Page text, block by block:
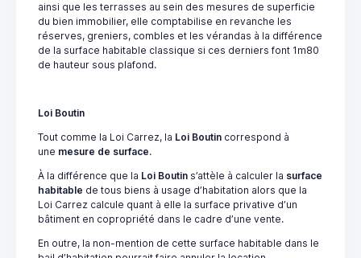
ainsi que les terrasses au sein des mesures de superficie
du bien immobilier, elle comptabilise en revanche les
réserves, greniers, combles et les vérandas à la différence
de la surface habitable classique si ces derniers font 1m80
de hauteur sous plafond.
Loi Boutin
Tout comme la Loi Carrez, la Loi Boutin correspond à
une mesure de surface.
À la différence que la Loi Boutin s’attèle à calculer la surface
habitable de tous biens à usage d’habitation alors que la
Loi Carrez calcule quant à elle la surface privative d’un
bâtiment en copropriété dans le cadre d’une vente.
En outre, la non-mention de cette surface habitable dans le